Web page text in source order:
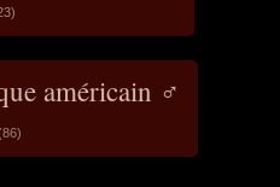
américain ♂